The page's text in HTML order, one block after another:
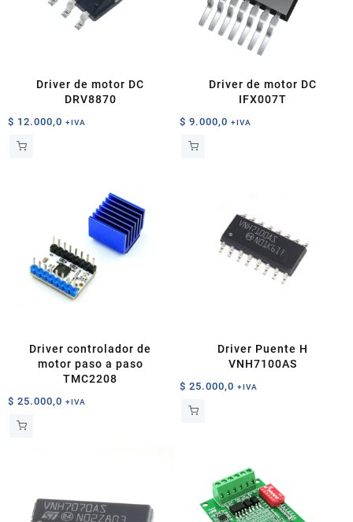
Driver de motor DC
DRV8870
$ 12.000,0 +IVA
Driver de motor DC
IFX007T
$ 9.000,0 +IVA
Driver controlador de
motor paso a paso
TMC2208
$ 25.000,0 +IVA
Driver Puente H
VNH7100AS
$ 25.000,0 +IVA